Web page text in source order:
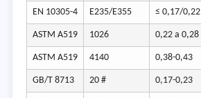
EN 10305-4 E235/E355 ≤ 0,17/0,22
ASTM A519 1026 0,22 a 0,28
ASTM A519 4140 0,38-0,43
GB/T 8713 20 # 0,17-0,23